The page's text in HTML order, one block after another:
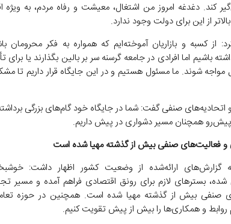
کند. دغدغه امروز من اشتغال، معیشت و رفاه مردم، به ویژه
از این برای دولت وجود ندارد.
از کسبه و بازاریان آموخته‌ایم که همواره به فکر محرومان
باشیم اما افرادی در جامعه گرسنه سر بر بالین بگذارند یا برای
شوند. ما مسئول هستیم و در این جایگاه قرار داریم تا
صنفی گفت: شما در جایگاه خود گام‌های بزرگی
پیش‌رو همچنان مسیر دشواری در پیش داریم.
و فعالیت‌های صنفی بیش از گذشته مهیا شده است
گزارش‌های ارائه‌شده از وضعیت کشور اظهار داشت:
بسترهای لازم برای رونق اقتصادی فراهم آمده و مسیر
صنفی بیش از گذشته مهیا شده است. همچنین در حوزه
و همکاری‌ها را بیش از پیش تقویت کنیم.